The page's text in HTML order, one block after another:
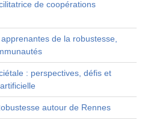
de coopérations
de la robustesse,
: perspectives, défis et
autour de Rennes